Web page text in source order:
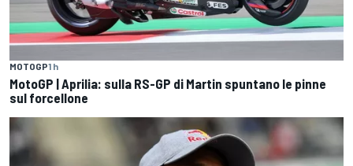
MOTOGP1 h
MotoGP | Aprilia: sulla RS-GP di Martin spuntano le pinne
sul forcellone